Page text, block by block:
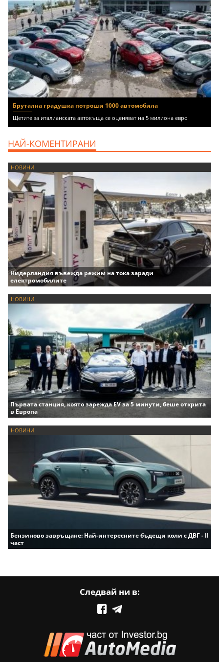
Брутална градушка потроши 1000 автомобила
Щетите за италианската автокъща се оценяват на 5 милиона евро
НАЙ-КОМЕНТИРАНИ
НОВИНИ
Нидерландия въвежда режим на тока заради
електромобилите
НОВИНИ
Първата станция, която зарежда EV за 5 минути, беше открита
в Европа
НОВИНИ
Бензиново завръщане: Най-интересните бъдещи коли с ДВГ - II
част
Следвай ни в: